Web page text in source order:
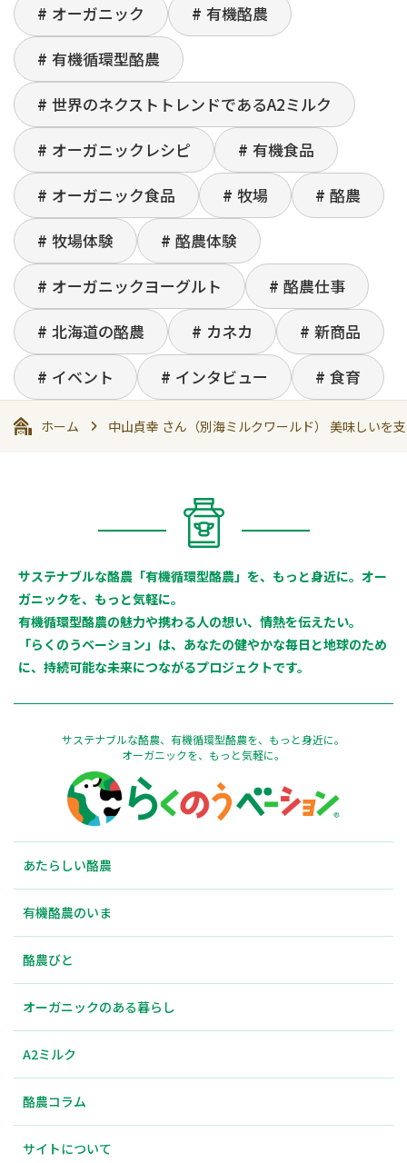
オーガニック
有機酪農
有機循環型酪農
世界のネクストトレンドであるA2ミルク
オーガニックレシピ
有機食品
オーガニック食品
牧場
酪農
牧場体験
酪農体験
オーガニックヨーグルト
酪農仕事
北海道の酪農
カネカ
新商品
イベント
インタビュー 食育
ホーム 中山貞幸 さん（別海ミルクワールド） 美味しいを
サステナブルな酪農「有機循環型酪農」を、もっと身近に。オー
ガニックを、もっと気軽に。
有機循環型酪農の魅力や携わる人の想い、情熱を伝えたい。
「らくのうベーション」は、あなたの健やかな毎日と地球のため
に、持続可能な未来につながるプロジェクトです。
サステナブルな酪農、有機循環型酪農を、もっと身近に。
オーガニックを、もっと気軽に。
あたらしい酪農
有機酪農のいま
酪農びと
オーガニックのある暮らし
A2ミルク
酪農コラム
サイトについて